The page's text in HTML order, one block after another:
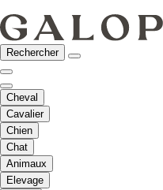
Rechercher
Cheval
Cavalier
Chien
Chat
Animaux
Elevage